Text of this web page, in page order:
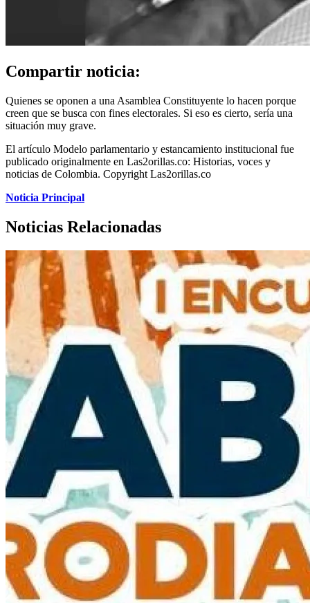
Compartir noticia:
Quienes se oponen a una Asamblea Constituyente lo hacen porque
creen que se busca con fines electorales. Si eso es cierto, sería una
situación muy grave.
El artículo Modelo parlamentario y estancamiento institucional fue
publicado originalmente en Las2orillas.co: Historias, voces y
noticias de Colombia. Copyright Las2orillas.co
Noticia Principal
Noticias Relacionadas